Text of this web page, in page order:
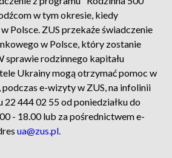
w tym okresie, kiedy
Polsce. ZUS przekaże świadczenie
w Polsce, który zostanie
sprawie rodzinnego kapitału
Ukrainy mogą otrzymać pomoc w
podczas e-wizyty w ZUS, na infolinii
22 444 02 55 od poniedziałku do
- 18.00 lub za pośrednictwem e-
ua@zus.pl.